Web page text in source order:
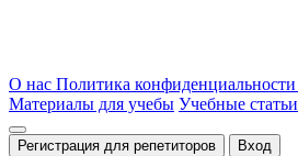
О нас Политика конфиденциальности
Материалы для учебы Учебные статьи
Регистрация для репетиторов Вход